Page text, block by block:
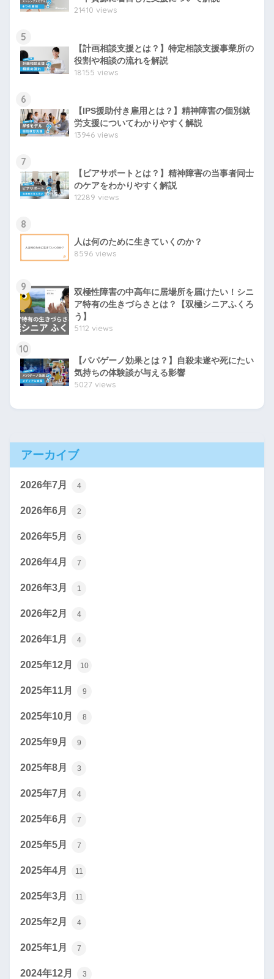
21410 views
5
【計画相談支援とは？】特定相談支援事業所の
役割や相談の流れを解説
18155 views
6
【IPS援助付き雇用とは？】精神障害の個別就
労支援についてわかりやすく解説
13946 views
7
【ピアサポートとは？】精神障害の当事者同士
のケアをわかりやすく解説
12289 views
8
人は何のために生きていくのか？
8596 views
9
双極性障害の中高年に居場所を届けたい！シニ
ア特有の生きづらさとは？【双極シニアふくろ
う】
5112 views
10
【パパゲーノ効果とは？】自殺未遂や死にたい
気持ちの体験談が与える影響
5027 views
アーカイブ
2026年7月 4
2026年6月 2
2026年5月 6
2026年4月 7
2026年3月 1
2026年2月 4
2026年1月 4
2025年12月 10
2025年11月 9
2025年10月 8
2025年9月 9
2025年8月 3
2025年7月 4
2025年6月 7
2025年5月 7
2025年4月 11
2025年3月 11
2025年2月 4
2025年1月 7
2024年12月 3